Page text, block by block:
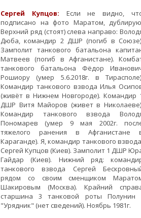
Сергей Купцов: Если не видно,
подписано на фото Маратом,
Верхний ряд (стоят) слева направо:
Дюба, командир 2 ДШР (погиб в
Замполит танкового батальона
Матвеев (погиб в Афганистане).
танкового батальона Фёдор
Рошиору (умер 5.6.2018г. в
Командир танкового взвода Илья
(живёт в Нижнем Новгороде). Командир
ДШР Витя Майоров (живет в
Командир танкового взвода
Пономарев (умер 9 мая 2002г.
тяжелого ранения в Афганистане
Караганде). Я, командир танкового
Сергей Купцов (Киев). Замполит 1 ДШР
Гайдар (Киев). Нижний ряд:
танкового взвода Сергей
рядом со своим сменщиком
Шакировым (Москва). Крайний
старшина 3 танковой роты Полунин
"Урядник" (нет сведений). Ноябрь 1981г.